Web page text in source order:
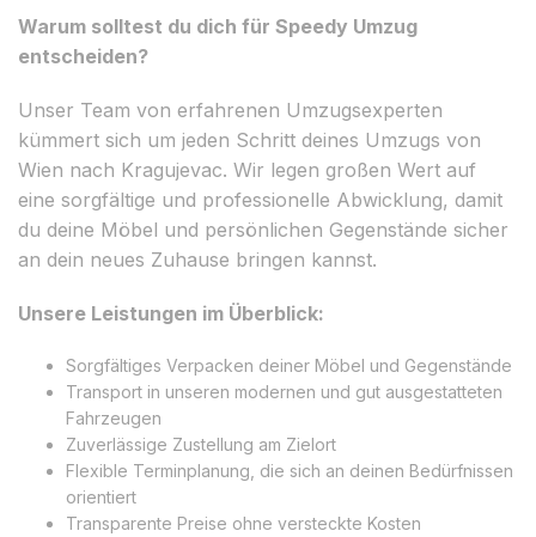
Warum solltest du dich für Speedy Umzug
entscheiden?
Unser Team von erfahrenen Umzugsexperten
kümmert sich um jeden Schritt deines Umzugs von
Wien nach Kragujevac. Wir legen großen Wert auf
eine sorgfältige und professionelle Abwicklung, damit
du deine Möbel und persönlichen Gegenstände sicher
an dein neues Zuhause bringen kannst.
Unsere Leistungen im Überblick:
Sorgfältiges Verpacken deiner Möbel und Gegenstände
Transport in unseren modernen und gut ausgestatteten
Fahrzeugen
Zuverlässige Zustellung am Zielort
Flexible Terminplanung, die sich an deinen Bedürfnissen
orientiert
Transparente Preise ohne versteckte Kosten